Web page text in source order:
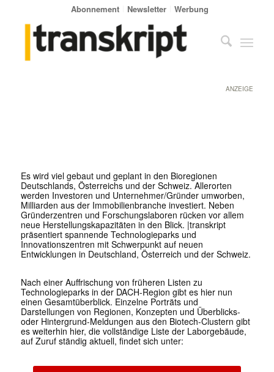
Abonnement Newsletter Werbung
ANZEIGE
Es wird viel gebaut und geplant in den Bioregionen
Deutschlands, Österreichs und der Schweiz. Allerorten
werden Investoren und Unternehmer/Gründer umworben,
Milliarden aus der Immobilienbranche investiert. Neben
Gründerzentren und Forschungslaboren rücken vor allem
neue Herstellungskapazitäten in den Blick. |transkript
präsentiert spannende Technologieparks und
Innovationszentren mit Schwerpunkt auf neuen
Entwicklungen in Deutschland, Österreich und der Schweiz.
Nach einer Auffrischung von früheren Listen zu
Technologieparks in der DACH-Region gibt es hier nun
einen Gesamtüberblick. Einzelne Porträts und
Darstellungen von Regionen, Konzepten und Überblicks-
oder Hintergrund-Meldungen aus den Biotech-Clustern gibt
es weiterhin hier, die vollständige Liste der Laborgebäude,
auf Zuruf ständig aktuell, findet sich unter: